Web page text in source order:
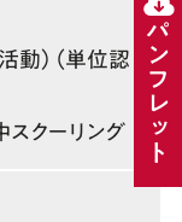
動）（単位認
クーリング パンフレット